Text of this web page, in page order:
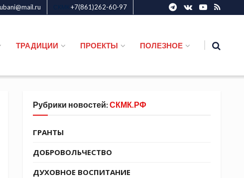
+7(861)262-60-97
ТРАДИЦИИ ПРОЕКТЫ ПОЛЕЗНОЕ
Рубрики новостей:СКМК.РФ
ГРАНТЫ
ДОБРОВОЛЬЧЕСТВО
ДУХОВНОЕ ВОСПИТАНИЕ